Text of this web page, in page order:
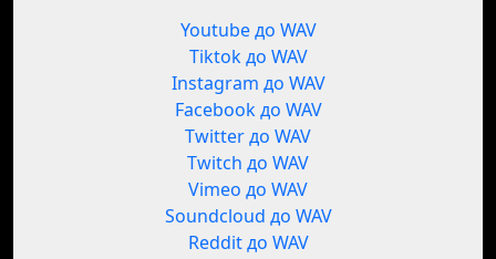
Youtube до WAV
Tiktok до WAV
Instagram до WAV
Facebook до WAV
Twitter до WAV
Twitch до WAV
Vimeo до WAV
Soundcloud до WAV
Reddit до WAV